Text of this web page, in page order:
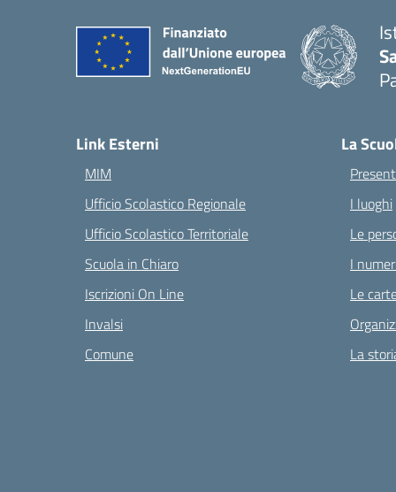
Link Esterni
MIM
Ufficio Scolastico Regionale
Ufficio Scolastico Territoriale
Scuola in Chiaro
Iscrizioni On Line
Invalsi
Comune
La
I luoghi
Le
I
Le
La